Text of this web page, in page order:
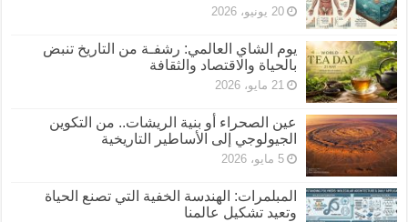
20 يونيو، 2026
يوم الشاي العالمي: رشفـة من التاريخ تنبض
بالحياة والاقتصاد والثقافة
21 مايو، 2026
عين الصحراء أو بنية الريشات.. من التكوين
الجيولوجي إلى الأساطير التاريخية
5 مايو، 2026
المبلمرات: الهندسة الخفية التي تصنع الحياة
وتعيد تشكيل عالمنا